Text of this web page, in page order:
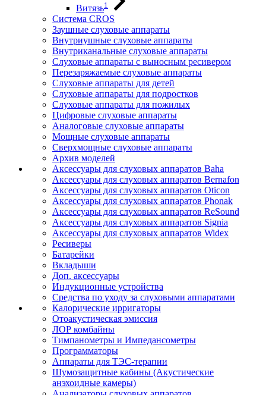
Витязь1
Система CROS
Заушные слуховые аппараты
Внутриушные слуховые аппараты
Внутриканальные слуховые аппараты
Слуховые аппараты с выносным ресивером
Перезаряжаемые слуховые аппараты
Слуховые аппараты для детей
Слуховые аппараты для подростков
Слуховые аппараты для пожилых
Цифровые слуховые аппараты
Аналоговые слуховые аппараты
Мощные слуховые аппараты
Сверхмощные слуховые аппараты
Архив моделей
Аксессуары для слуховых аппаратов Baha
Аксессуары для слуховых аппаратов Bernafon
Аксессуары для слуховых аппаратов Oticon
Аксессуары для слуховых аппаратов Phonak
Аксессуары для слуховых аппаратов ReSound
Аксессуары для слуховых аппаратов Signia
Аксессуары для слуховых аппаратов Widex
Ресиверы
Батарейки
Вкладыши
Доп. аксессуары
Индукционные устройства
Средства по уходу за слуховыми аппаратами
Калорические ирригаторы
Отоакустическая эмиссия
ЛОР комбайны
Тимпанометры и Импедансометры
Программаторы
Аппараты для ТЭС-терапии
Шумозащитные кабины (Акустические
анэхоидные камеры)